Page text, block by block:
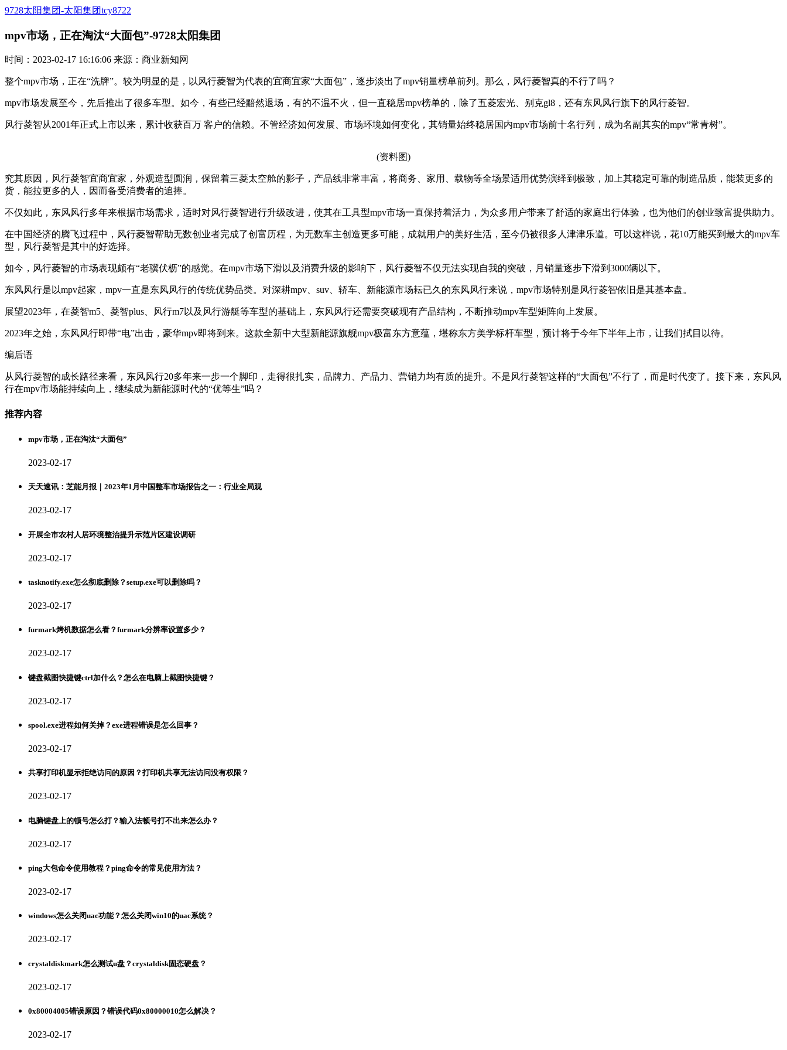
9728太阳集团-太阳集团tcy8722
mpv市场，正在淘汰“大面包”-9728太阳集团
时间：2023-02-17 16:16:06 来源：商业新知网
整个mpv市场，正在“洗牌”。较为明显的是，以风行菱智为代表的宜商宜家“大面包”，逐步淡出了mpv销量榜单前列。那么，风行菱智真的不行了吗？
mpv市场发展至今，先后推出了很多车型。如今，有些已经黯然退场，有的不温不火，但一直稳居mpv榜单的，除了五菱宏光、别克gl8，还有东风风行旗下的风行菱智。
风行菱智从2001年正式上市以来，累计收获百万 客户的信赖。不管经济如何发展、市场环境如何变化，其销量始终稳居国内mpv市场前十名行列，成为名副其实的mpv“常青树”。
(资料图)
究其原因，风行菱智宜商宜家，外观造型圆润，保留着三菱太空舱的影子，产品线非常丰富，将商务、家用、载物等全场景适用优势演绎到极致，加上其稳定可靠的制造品质，能装更多的
货，能拉更多的人，因而备受消费者的追捧。
不仅如此，东风风行多年来根据市场需求，适时对风行菱智进行升级改进，使其在工具型mpv市场一直保持着活力，为众多用户带来了舒适的家庭出行体验，也为他们的创业致富提供助力。
在中国经济的腾飞过程中，风行菱智帮助无数创业者完成了创富历程，为无数车主创造更多可能，成就用户的美好生活，至今仍被很多人津津乐道。可以这样说，花10万能买到最大的mpv车
型，风行菱智是其中的好选择。
如今，风行菱智的市场表现颇有“老骥伏枥”的感觉。在mpv市场下滑以及消费升级的影响下，风行菱智不仅无法实现自我的突破，月销量逐步下滑到3000辆以下。
东风风行是以mpv起家，mpv一直是东风风行的传统优势品类。对深耕mpv、suv、轿车、新能源市场耘已久的东风风行来说，mpv市场特别是风行菱智依旧是其基本盘。
展望2023年，在菱智m5、菱智plus、风行m7以及风行游艇等车型的基础上，东风风行还需要突破现有产品结构，不断推动mpv车型矩阵向上发展。
2023年之始，东风风行即带“电”出击，豪华mpv即将到来。这款全新中大型新能源旗舰mpv极富东方意蕴，堪称东方美学标杆车型，预计将于今年下半年上市，让我们拭目以待。
编后语
从风行菱智的成长路径来看，东风风行20多年来一步一个脚印，走得很扎实，品牌力、产品力、营销力均有质的提升。不是风行菱智这样的“大面包”不行了，而是时代变了。接下来，东风风
行在mpv市场能持续向上，继续成为新能源时代的“优等生”吗？
推荐内容
mpv市场，正在淘汰“大面包”
2023-02-17
天天速讯：芝能月报｜2023年1月中国整车市场报告之一：行业全局观
2023-02-17
开展全市农村人居环境整治提升示范片区建设调研
2023-02-17
tasknotify.exe怎么彻底删除？setup.exe可以删除吗？
2023-02-17
furmark烤机数据怎么看？furmark分辨率设置多少？
2023-02-17
键盘截图快捷键ctrl加什么？怎么在电脑上截图快捷键？
2023-02-17
spool.exe进程如何关掉？exe进程错误是怎么回事？
2023-02-17
共享打印机显示拒绝访问的原因？打印机共享无法访问没有权限？
2023-02-17
电脑键盘上的顿号怎么打？输入法顿号打不出来怎么办？
2023-02-17
ping大包命令使用教程？ping命令的常见使用方法？
2023-02-17
windows怎么关闭uac功能？怎么关闭win10的uac系统？
2023-02-17
crystaldiskmark怎么测试u盘？crystaldisk固态硬盘？
2023-02-17
0x80004005错误原因？错误代码0x80000010怎么解决？
2023-02-17